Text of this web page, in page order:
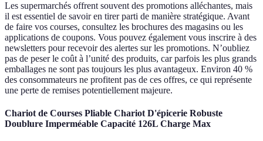
Les supermarchés offrent souvent des promotions alléchantes, mais
il est essentiel de savoir en tirer parti de manière stratégique. Avant
de faire vos courses, consultez les brochures des magasins ou les
applications de coupons. Vous pouvez également vous inscrire à des
newsletters pour recevoir des alertes sur les promotions. N’oubliez
pas de peser le coût à l’unité des produits, car parfois les plus grands
emballages ne sont pas toujours les plus avantageux. Environ 40 %
des consommateurs ne profitent pas de ces offres, ce qui représente
une perte de remises potentiellement majeure.
Chariot de Courses Pliable Chariot D'épicerie Robuste
Doublure Imperméable Capacité 126L Charge Max